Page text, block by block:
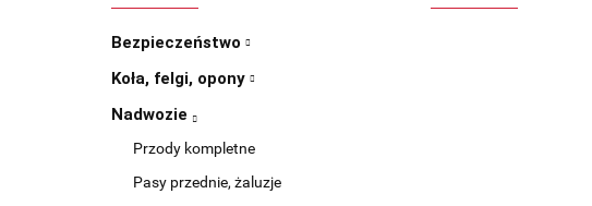
Bezpieczeństwo
Koła, felgi, opony
Nadwozie
Przody kompletne
Pasy przednie, żaluzje